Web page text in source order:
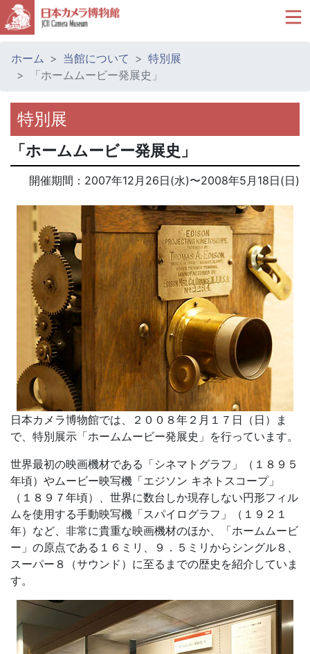
ホーム 当館について
特別展
「ホームムービー発展史」
特別展
「ホームムービー発展史」
開催期間： 2007年12月26日(水)〜2008年5月18日(日)
日本カメラ博物館では、２００８年２月１７日（日）ま
で、特別展示「ホームムービー発展史」を行っています。
世界最初の映画機材である「シネマトグラフ」（１８９５
年頃）やムービー映写機「エジソン キネトスコープ」
（１８９７年頃）、世界に数台しか現存しない円形フィル
ムを使用する手動映写機「スパイログラフ」（１９２１
年）など、非常に貴重な映画機材のほか、「ホームムービ
ー」の原点である１６ミリ、９．５ミリからシングル８、
スーパー８（サウンド）に至るまでの歴史を紹介していま
す。